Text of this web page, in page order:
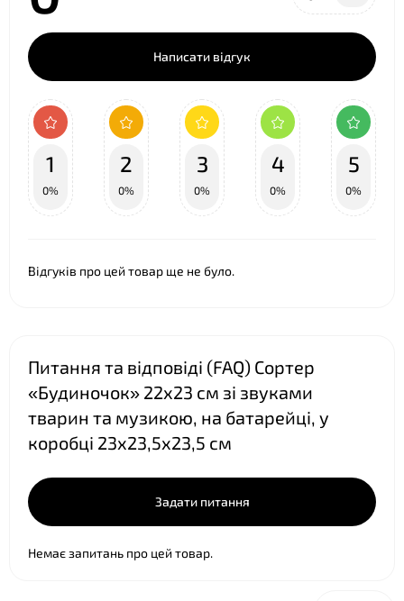
Написати відгук
1
0%
2
0%
3
0%
4
0%
5
0%
Відгуків про цей товар ще не було.
Питання та відповіді (FAQ) Сортер
«Будиночок» 22х23 см зі звуками
тварин та музикою, на батарейці, у
коробці 23х23,5х23,5 см
Задати питання
Немає запитань про цей товар.
❤
❤